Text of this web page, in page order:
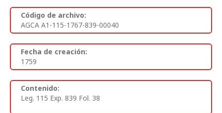
Código de archivo:
AGCA A1-115-1767-839-00040
Fecha de creación:
1759
Contenido:
Leg. 115 Exp. 839 Fol. 38